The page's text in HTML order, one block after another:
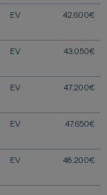
EV 42.600€
EV 43.050€
EV 47.200€
EV 47.650€
EV 48.200€